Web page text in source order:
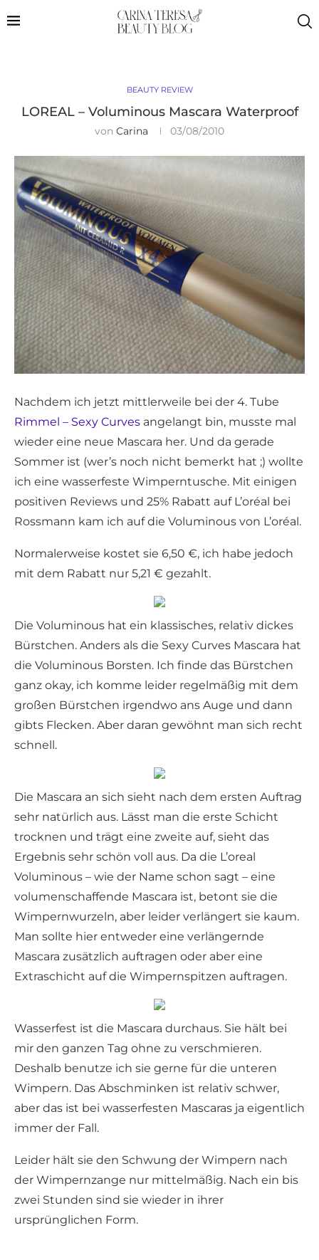
BEAUTY REVIEW
LOREAL – Voluminous Mascara Waterproof
von Carina 03/08/2010
Nachdem ich jetzt mittlerweile bei der 4. Tube
Rimmel – Sexy Curves angelangt bin, musste mal
wieder eine neue Mascara her. Und da gerade
Sommer ist (wer’s noch nicht bemerkt hat ;) wollte
ich eine wasserfeste Wimperntusche. Mit einigen
positiven Reviews und 25% Rabatt auf L’oréal bei
Rossmann kam ich auf die Voluminous von L’oréal.
Normalerweise kostet sie 6,50 €, ich habe jedoch
mit dem Rabatt nur 5,21 € gezahlt.
Die Voluminous hat ein klassisches, relativ dickes
Bürstchen. Anders als die Sexy Curves Mascara hat
die Voluminous Borsten. Ich finde das Bürstchen
ganz okay, ich komme leider regelmäßig mit dem
großen Bürstchen irgendwo ans Auge und dann
gibts Flecken. Aber daran gewöhnt man sich recht
schnell.
Die Mascara an sich sieht nach dem ersten Auftrag
sehr natürlich aus. Lässt man die erste Schicht
trocknen und trägt eine zweite auf, sieht das
Ergebnis sehr schön voll aus. Da die L’oreal
Voluminous – wie der Name schon sagt – eine
volumenschaffende Mascara ist, betont sie die
Wimpernwurzeln, aber leider verlängert sie kaum.
Man sollte hier entweder eine verlängernde
Mascara zusätzlich auftragen oder aber eine
Extraschicht auf die Wimpernspitzen auftragen.
Wasserfest ist die Mascara durchaus. Sie hält bei
mir den ganzen Tag ohne zu verschmieren.
Deshalb benutze ich sie gerne für die unteren
Wimpern. Das Abschminken ist relativ schwer,
aber das ist bei wasserfesten Mascaras ja eigentlich
immer der Fall.
Leider hält sie den Schwung der Wimpern nach
der Wimpernzange nur mittelmäßig. Nach ein bis
zwei Stunden sind sie wieder in ihrer
ursprünglichen Form.